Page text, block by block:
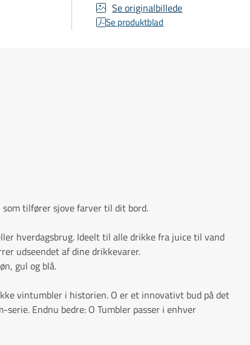
Se originalbillede
Se produktblad
som tilfører sjove farver til dit bord.
hverdagsbrug. Ideelt til alle drikke fra juice til vand
udseendet af dine drikkevarer.
gul og blå.
vintumbler i historien. O er et innovativt bud på det
Endnu bedre: O Tumbler passer i enhver